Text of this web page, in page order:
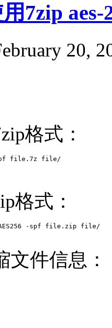
7zip
20,
格式：
spf file.7z file/
格式：
-spf file.zip file/
文件信息：